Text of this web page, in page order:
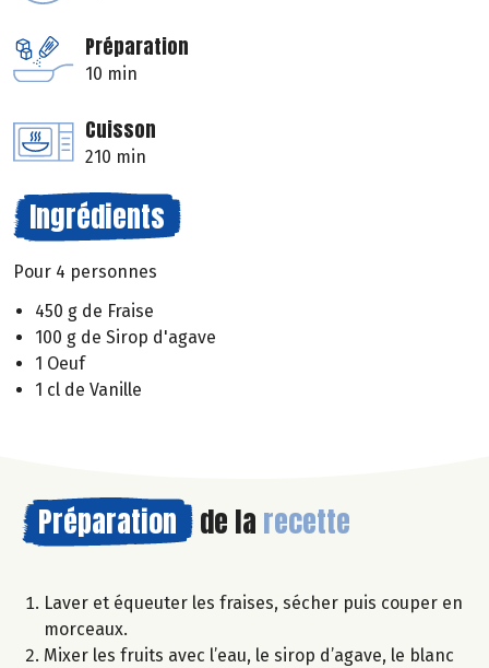
Préparation
10 min
Cuisson
210 min
Ingrédients
Pour 4 personnes
450 g de Fraise
100 g de Sirop d'agave
1 Oeuf
1 cl de Vanille
Préparation de la recette
Laver et équeuter les fraises, sécher puis couper en
morceaux.
Mixer les fruits avec l’eau, le sirop d’agave, le blanc